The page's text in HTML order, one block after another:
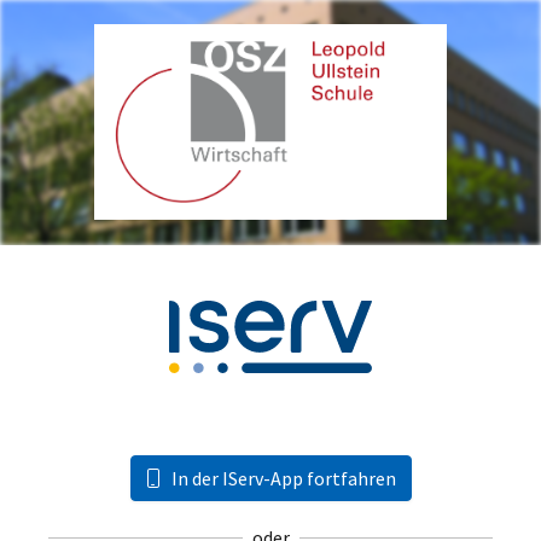
In der IServ-App fortfahren